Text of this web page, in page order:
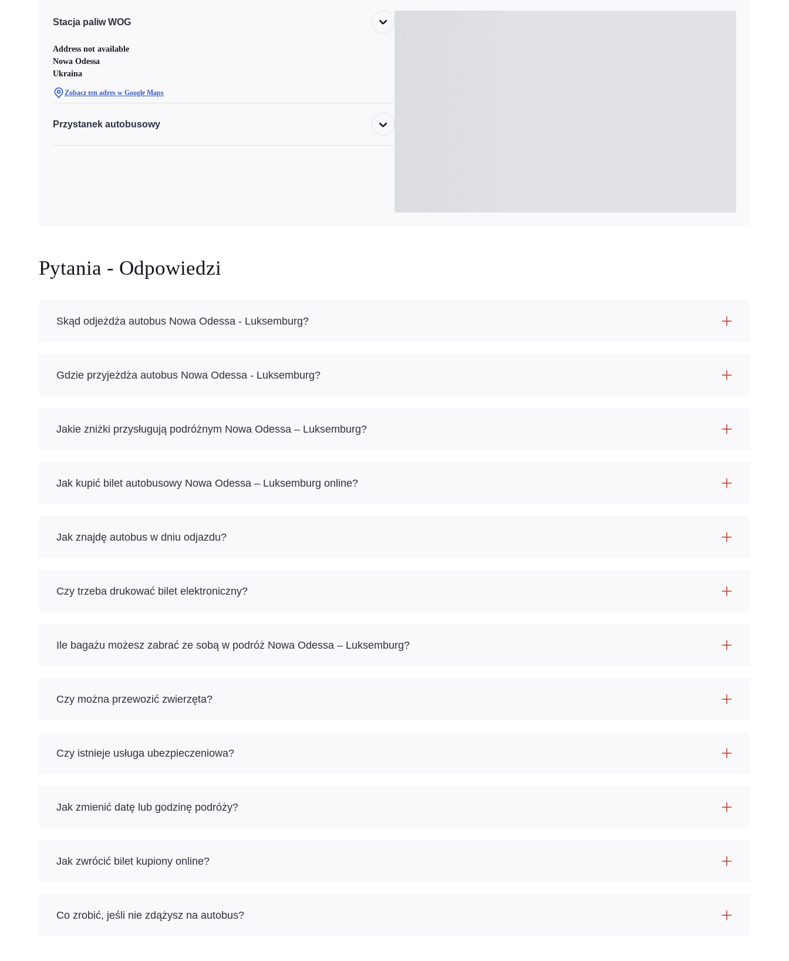
Stacja paliw WOG
Address not available
Nowa Odessa
Ukraina
Zobacz ten adres w Google Maps
Przystanek autobusowy
Pytania - Odpowiedzi
Skąd odjeżdża autobus Nowa Odessa - Luksemburg?
Gdzie przyjeżdża autobus Nowa Odessa - Luksemburg?
Jakie zniżki przysługują podróżnym Nowa Odessa – Luksemburg?
Jak kupić bilet autobusowy Nowa Odessa – Luksemburg online?
Jak znajdę autobus w dniu odjazdu?
Czy trzeba drukować bilet elektroniczny?
Ile bagażu możesz zabrać ze sobą w podróż Nowa Odessa – Luksemburg?
Czy można przewozić zwierzęta?
Czy istnieje usługa ubezpieczeniowa?
Jak zmienić datę lub godzinę podróży?
Jak zwrócić bilet kupiony online?
Co zrobić, jeśli nie zdążysz na autobus?